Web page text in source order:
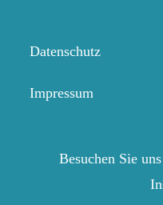
Datenschutz
Impressum
Besuchen Sie